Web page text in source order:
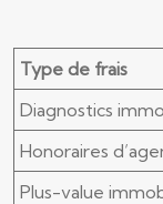
Type de frais
Diagnostics
Honoraires
Plus-value